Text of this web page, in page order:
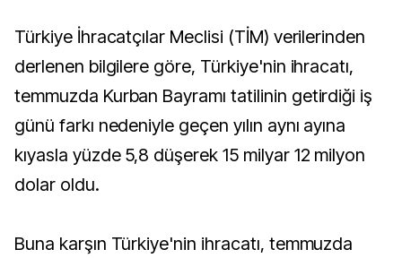
Türkiye İhracatçılar Meclisi (TİM) verilerinden
derlenen bilgilere göre, Türkiye'nin ihracatı,
temmuzda Kurban Bayramı tatilinin getirdiği iş
günü farkı nedeniyle geçen yılın aynı ayına
kıyasla yüzde 5,8 düşerek 15 milyar 12 milyon
dolar oldu.
Buna karşın Türkiye'nin ihracatı, temmuzda